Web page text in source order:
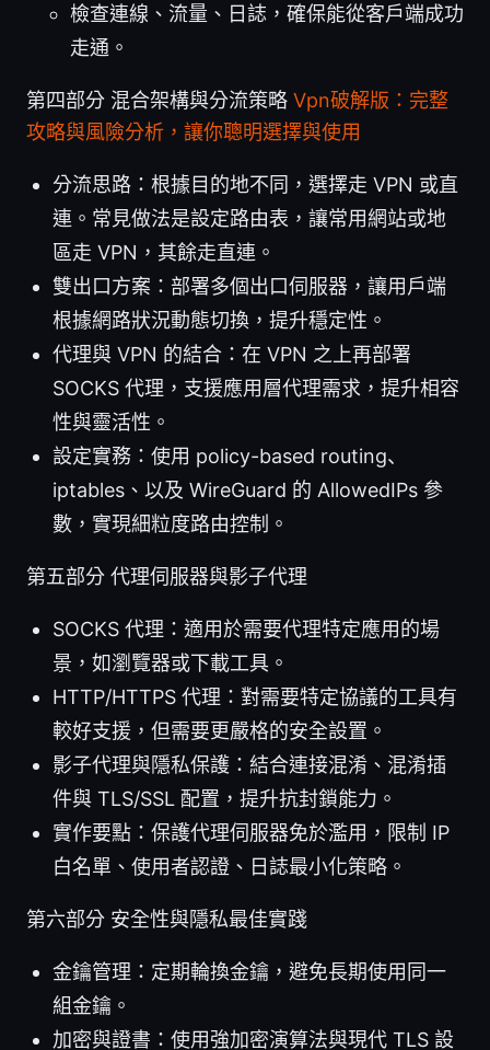
檢查連線、流量、日誌，確保能從客戶端成功
走通。
第四部分 混合架構與分流策略 Vpn破解版：完整
攻略與風險分析，讓你聰明選擇與使用
分流思路：根據目的地不同，選擇走 VPN 或直
連。常見做法是設定路由表，讓常用網站或地
區走 VPN，其餘走直連。
雙出口方案：部署多個出口伺服器，讓用戶端
根據網路狀況動態切換，提升穩定性。
代理與 VPN 的結合：在 VPN 之上再部署
SOCKS 代理，支援應用層代理需求，提升相容
性與靈活性。
設定實務：使用 policy-based routing、
iptables、以及 WireGuard 的 AllowedIPs 參
數，實現細粒度路由控制。
第五部分 代理伺服器與影子代理
SOCKS 代理：適用於需要代理特定應用的場
景，如瀏覽器或下載工具。
HTTP/HTTPS 代理：對需要特定協議的工具有
較好支援，但需要更嚴格的安全設置。
影子代理與隱私保護：結合連接混淆、混淆插
件與 TLS/SSL 配置，提升抗封鎖能力。
實作要點：保護代理伺服器免於濫用，限制 IP
白名單、使用者認證、日誌最小化策略。
第六部分 安全性與隱私最佳實踐
金鑰管理：定期輪換金鑰，避免長期使用同一
組金鑰。
加密與證書：使用強加密演算法與現代 TLS 設